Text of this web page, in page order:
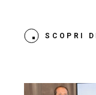
SCOPRI